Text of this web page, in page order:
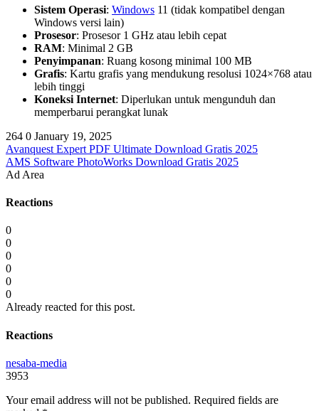
Sistem Operasi: Windows 11 (tidak kompatibel dengan
Windows versi lain)
Prosesor: Prosesor 1 GHz atau lebih cepat
RAM: Minimal 2 GB
Penyimpanan: Ruang kosong minimal 100 MB
Grafis: Kartu grafis yang mendukung resolusi 1024×768 atau
lebih tinggi
Koneksi Internet: Diperlukan untuk mengunduh dan
memperbarui perangkat lunak
264 0 January 19, 2025
Avanquest Expert PDF Ultimate Download Gratis 2025
AMS Software PhotoWorks Download Gratis 2025
Ad Area
Reactions
0
0
0
0
0
0
Already reacted for this post.
Reactions
nesaba-media
3953
Your email address will not be published. Required fields are